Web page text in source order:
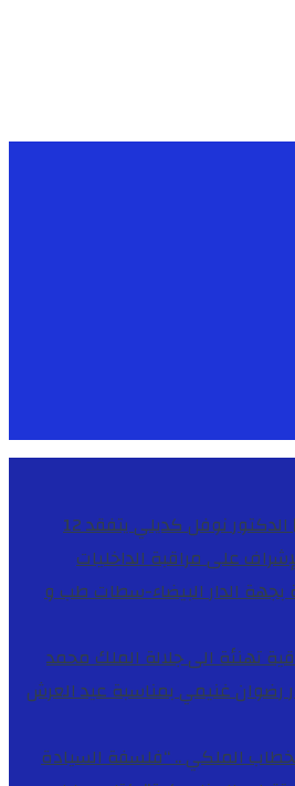
الدكتور نوفل كديلي يتفقد 12
على مراقبة الداخليات
الدار البيضاء-سطاتطب و
تهنئة الى جلالة الملك محمد
رضوان غنيمي بمناسبة عيد العرش
الملكي .. “فلسفة السيادة